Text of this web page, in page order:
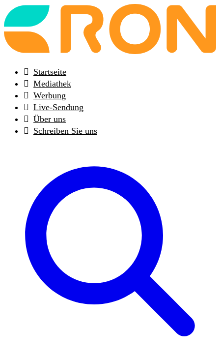
Back
to
frontpage
Startseite
Mediathek
Werbung
Live-Sendung
Über uns
Schreiben Sie uns